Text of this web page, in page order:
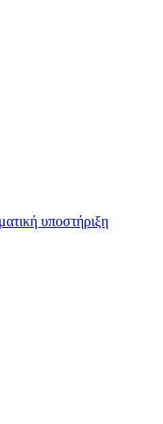
υποστήριξη